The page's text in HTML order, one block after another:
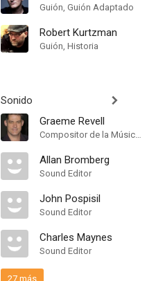
Guión, Guión Adaptado
Robert Kurtzman
Guión, Historia
Sonido
Graeme Revell
Compositor de la Música Original
Allan Bromberg
Sound Editor
John Pospisil
Sound Editor
Charles Maynes
Sound Editor
27 más